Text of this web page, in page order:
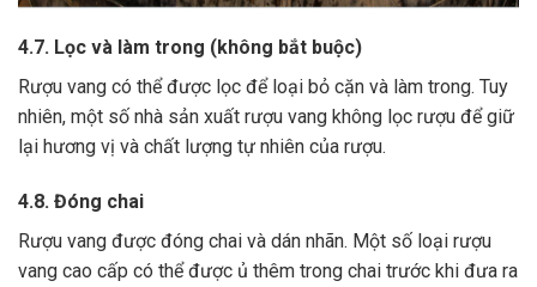
4.7. Lọc và làm trong (không bắt buộc)
Rượu vang có thể được lọc để loại bỏ cặn và làm trong. Tuy
nhiên, một số nhà sản xuất rượu vang không lọc rượu để giữ
lại hương vị và chất lượng tự nhiên của rượu.
4.8. Đóng chai
Rượu vang được đóng chai và dán nhãn. Một số loại rượu
vang cao cấp có thể được ủ thêm trong chai trước khi đưa ra